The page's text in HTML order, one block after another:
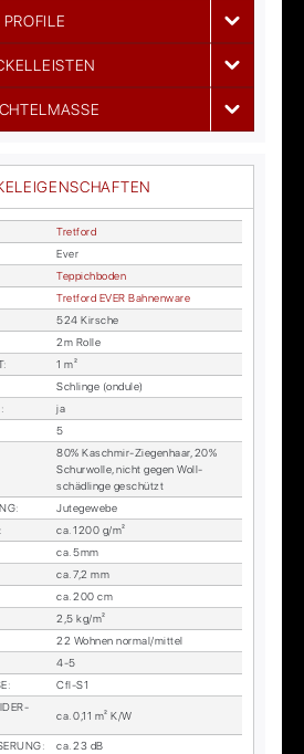
PROFILE
Tret­ford
Ever
Tep­pich­bo­den
Tret­ford EVER Bah­n­en­wa­re
524 Kir­sche
2m Rol­le
:
1 m²
Schlin­ge (on­du­le)
:
ja
5
80% Kasch­mir-Zie­gen­haar, 20%
Schur­wol­le, nicht ge­gen Woll­
schäd­lin­ge ge­schützt
:
Ju­te­ge­we­be
ca. 1200 g/m²
ca. 5mm
ca. 7,2 mm
ca. 200 cm
2,5 kg/m²
22 Woh­nen nor­mal/mit­tel
4-5
:
Cfl-S1
ca. 0,11 m² K/W
:
ca. 23 dB